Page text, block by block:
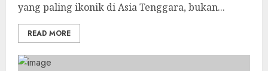
yang paling ikonik di Asia Tenggara, bukan...
READ MORE